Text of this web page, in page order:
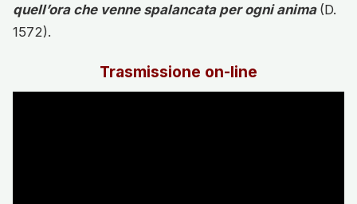
quell’ora che venne spalancata per ogni anima (D.
1572).
Trasmissione on-line